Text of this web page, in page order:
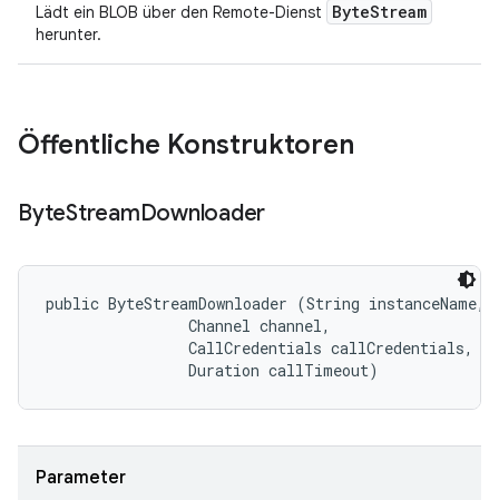
Lädt ein BLOB über den Remote-Dienst ByteStream
herunter.
Öffentliche Konstruktoren
ByteStreamDownloader
public ByteStreamDownloader (String instanceName,
                Channel channel,
                CallCredentials callCredentials,
                Duration callTimeout)
Parameter